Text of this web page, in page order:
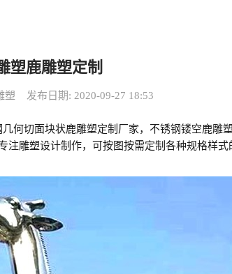
塑鹿雕塑定制
塑 发布日期: 2020-09-27 18:53
何切面块状鹿雕塑定制厂家，不锈钢镂空鹿雕
雕塑设计制作，可按图按需定制各种规格样